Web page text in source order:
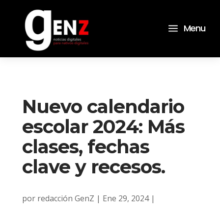
a Menu
Nuevo calendario
escolar 2024: Más
clases, fechas
clave y recesos.
por redacción GenZ | Ene 29, 2024|